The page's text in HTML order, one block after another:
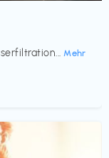
Mehr